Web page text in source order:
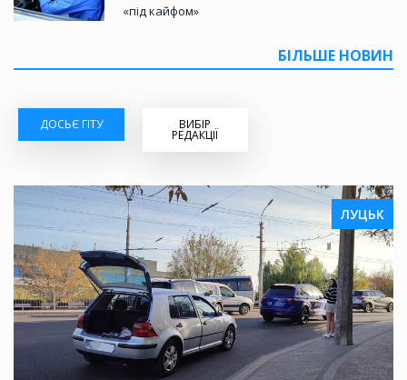
«під кайфом»
БІЛЬШЕ НОВИН
ДОСЬЄ ГІТУ ВИБІР
РЕДАКЦІЇ
ЛУЦЬК